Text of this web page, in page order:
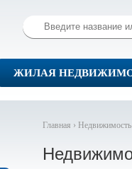
ЖИЛАЯ
Главная › Недвижимость